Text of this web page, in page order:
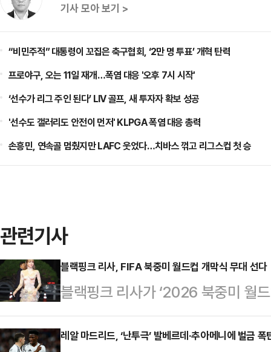
기사 모아 보기 >
“비민주적” 대통령이 꼬집은 축구협회, ‘2만 명 투표’ 개혁 탄력
프로야구, 오는 11일 재개…폭염 대응 '오후 7시 시작'
‘선수가 리그 주인 된다’ LIV 골프, 새 투자자 확보 성공
'선수도 갤러리도 안전이 먼저' KLPGA 폭염 대응 총력
손흥민, 연속골 멈췄지만 LAFC 웃었다…치바스 꺾고 리그스컵 첫 승
관련기사
블랙핑크 리사, FIFA 북중미 월드컵 개막식 무대 선다
블랙핑크 리사가 ‘2026 북중미 월
시 한번 증명할 전망이다.뉴욕타임
레틱’은 8일(현지시각) 리사가 국
레알 마드리드, ‘난투극’ 발베르데·추아메니에 벌금 폭